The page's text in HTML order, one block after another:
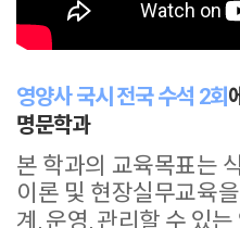
영양사 국시 전국 수석 2회
명문학과
본 학과의 교육목표는
이론 및 현장실무교육
계 , 운영, 관리할 수 있